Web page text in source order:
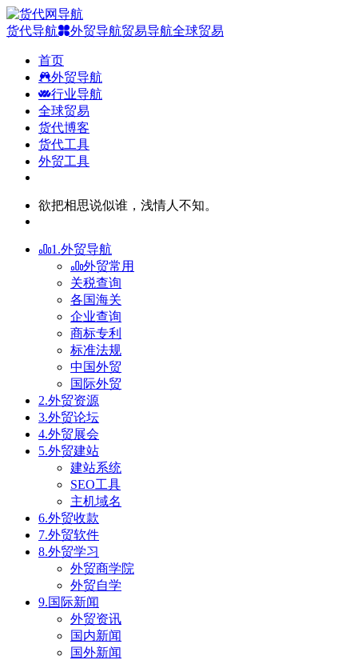
货代导航 外贸导航贸易导航全球贸易
首页
外贸导航
行业导航
全球贸易
货代博客
货代工具
外贸工具
欲把相思说似谁，浅情人不知。
1.外贸导航
外贸常用
关税查询
各国海关
企业查询
商标专利
标准法规
中国外贸
国际外贸
2.外贸资源
3.外贸论坛
4.外贸展会
5.外贸建站
建站系统
SEO工具
主机域名
6.外贸收款
7.外贸软件
8.外贸学习
外贸商学院
外贸自学
9.国际新闻
外贸资讯
国内新闻
国外新闻